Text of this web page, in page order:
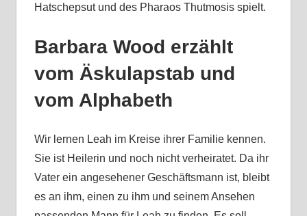
Hatschepsut und des Pharaos Thutmosis spielt.
Barbara Wood erzählt
vom Äskulapstab und
vom Alphabeth
Wir lernen Leah im Kreise ihrer Familie kennen.
Sie ist Heilerin und noch nicht verheiratet. Da ihr
Vater ein angesehener Geschäftsmann ist, bleibt
es an ihm, einen zu ihm und seinem Ansehen